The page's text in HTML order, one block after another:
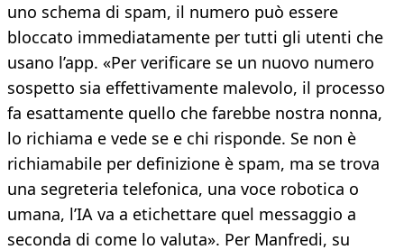
uno schema di spam, il numero può essere
bloccato immediatamente per tutti gli utenti che
usano l’app. «Per verificare se un nuovo numero
sospetto sia effettivamente malevolo, il processo
fa esattamente quello che farebbe nostra nonna,
lo richiama e vede se e chi risponde. Se non è
richiamabile per definizione è spam, ma se trova
una segreteria telefonica, una voce robotica o
umana, l’IA va a etichettare quel messaggio a
seconda di come lo valuta». Per Manfredi, su